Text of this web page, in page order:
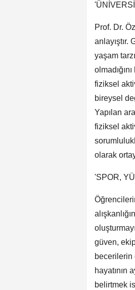
Prof. Dr.
anlayıştır.
yaşam
fiziksel
bireysel
Yapılan
fiziksel
olarak
'SPOR,
güven,
becerilerin
hayatının
belirtmek